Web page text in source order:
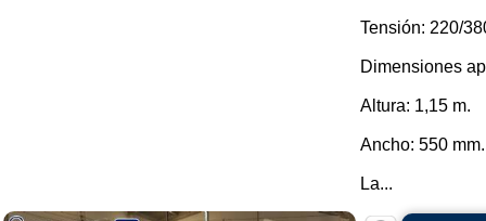
Tensión: 220/
Dimensiones
Altura: 1,15 m.
Ancho: 550 mm.
La...